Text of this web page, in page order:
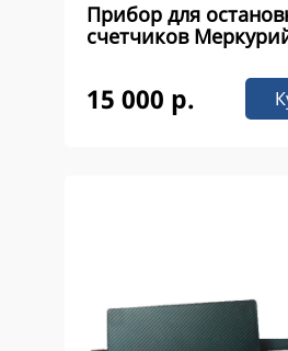
Прибор для
счетчиков
15 000 р.